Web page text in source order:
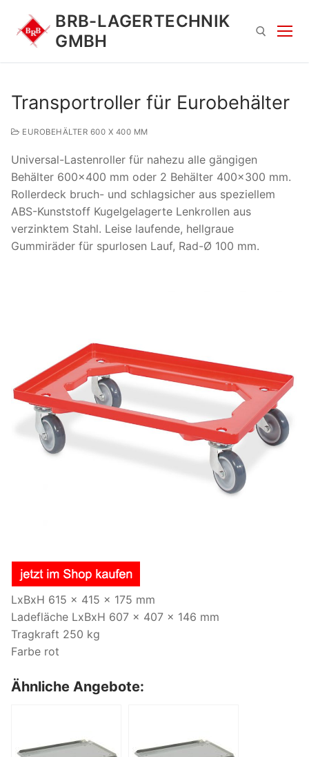
Inhalt
springen
BRB-LAGERTECHNIK
GMBH
Suchen
nach:
Transportroller für Eurobehälter
EUROBEHÄLTER 600 X 400 MM
Universal-Lastenroller für nahezu alle gängigen
Behälter 600×400 mm oder 2 Behälter 400×300 mm.
Rollerdeck bruch- und schlagsicher aus speziellem
ABS-Kunststoff Kugelgelagerte Lenkrollen aus
verzinktem Stahl. Leise laufende, hellgraue
Gummiräder für spurlosen Lauf, Rad-Ø 100 mm.
LxBxH 615 x 415 x 175 mm
Ladefläche LxBxH 607 x 407 x 146 mm
Tragkraft 250 kg
Farbe rot
Ähnliche Angebote: